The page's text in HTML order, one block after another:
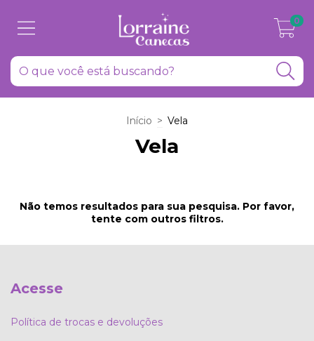
0
Início > Vela
Vela
Não temos resultados para sua pesquisa. Por favor,
tente com outros filtros.
Acesse
Política de trocas e devoluções